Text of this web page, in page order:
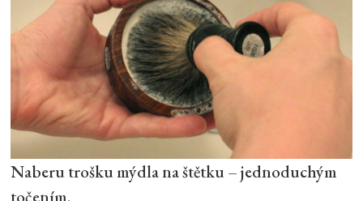
Naberu trošku mýdla na štětku – jednoduchým
točením.